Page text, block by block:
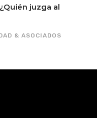
juzga al
& ASOCIADOS